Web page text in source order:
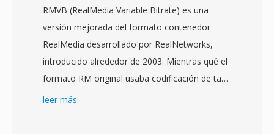
RMVB (RealMedia Variable Bitrate) es una
versión mejorada del formato contenedor
RealMedia desarrollado por RealNetworks,
introducido alrededor de 2003. Mientras qué el
formato RM original usaba codificación de tasa
de bits constante, RMVB emplea compresión
leer más